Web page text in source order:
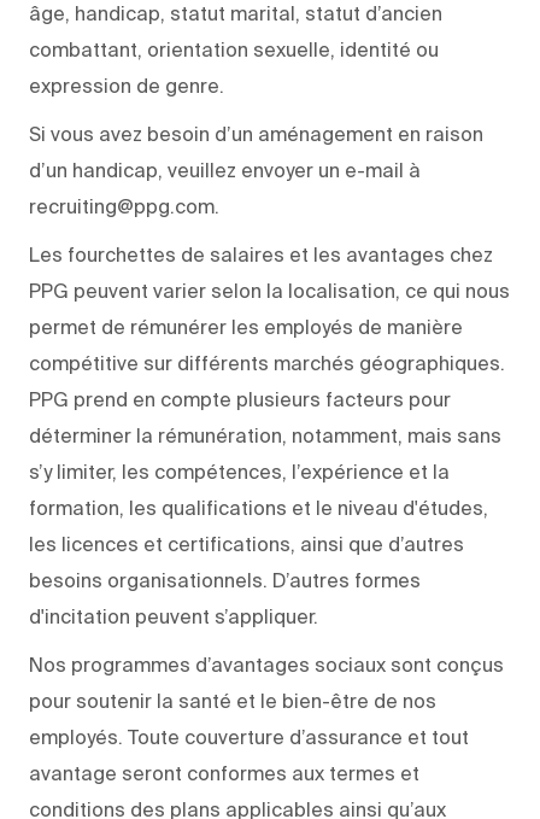
âge, handicap, statut marital, statut d’ancien
combattant, orientation sexuelle, identité ou
expression de genre.
Si vous avez besoin d’un aménagement en raison
d’un handicap, veuillez envoyer un e-mail à
recruiting@ppg.com.
Les fourchettes de salaires et les avantages chez
PPG peuvent varier selon la localisation, ce qui nous
permet de rémunérer les employés de manière
compétitive sur différents marchés géographiques.
PPG prend en compte plusieurs facteurs pour
déterminer la rémunération, notamment, mais sans
s’y limiter, les compétences, l’expérience et la
formation, les qualifications et le niveau d'études,
les licences et certifications, ainsi que d’autres
besoins organisationnels. D’autres formes
d'incitation peuvent s’appliquer.
Nos programmes d’avantages sociaux sont conçus
pour soutenir la santé et le bien-être de nos
employés. Toute couverture d’assurance et tout
avantage seront conformes aux termes et
conditions des plans applicables ainsi qu’aux